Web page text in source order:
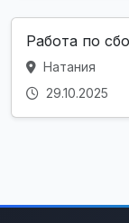
Работа по
Натания
29.10.2025